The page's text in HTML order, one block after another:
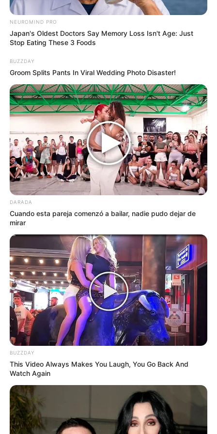
by:Admin
La policía dijo a mis padres
que mi hermana gemela se
había ido, pero sesenta y
ocho años después, me
encontré de pie frente a
una mujer que se parecía
exactamente a mí
Cuando tenía cinco años, mi hermana gemela caminó
NEUROMIND PRO
Japan's Oldest Doctors Say Memory Loss Isn't Age: Just
Stop Eating These 3 Foods
BUZZDAY
Groom Splits Pants In Viral Wedding Photo Disaster!
DARADA
Cuando esta pareja comenzó a bailar, nadie pudo dejar de
mirar
BUZZDAY
This Video Always Makes You Laugh, You Go Back And
Watch Again